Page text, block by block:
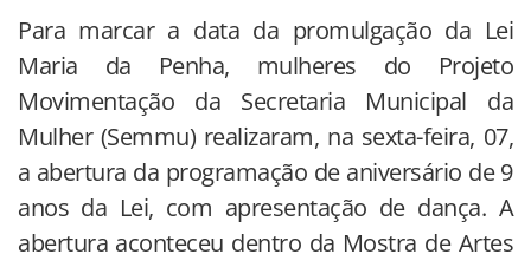
Para marcar a data da promulgação da Lei
Maria da Penha, mulheres do Projeto
Movimentação da Secretaria Municipal da
Mulher (Semmu) realizaram, na sexta-feira, 07,
a abertura da programação de aniversário de 9
anos da Lei, com apresentação de dança. A
abertura aconteceu dentro da Mostra de Artes